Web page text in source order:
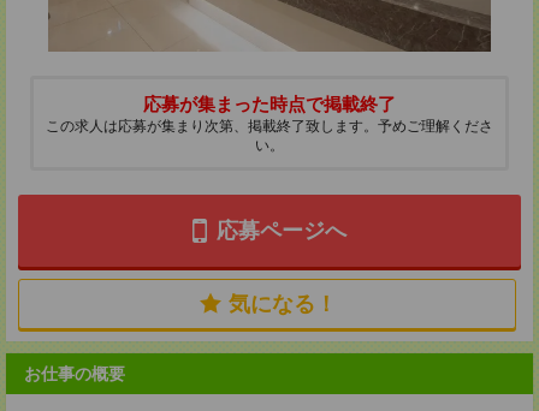
応募が集まった時点で掲載終了
この求人は応募が集まり次第、掲載終了致します。予めご理解くださ
い。
応募ページへ
気になる！
お仕事の概要